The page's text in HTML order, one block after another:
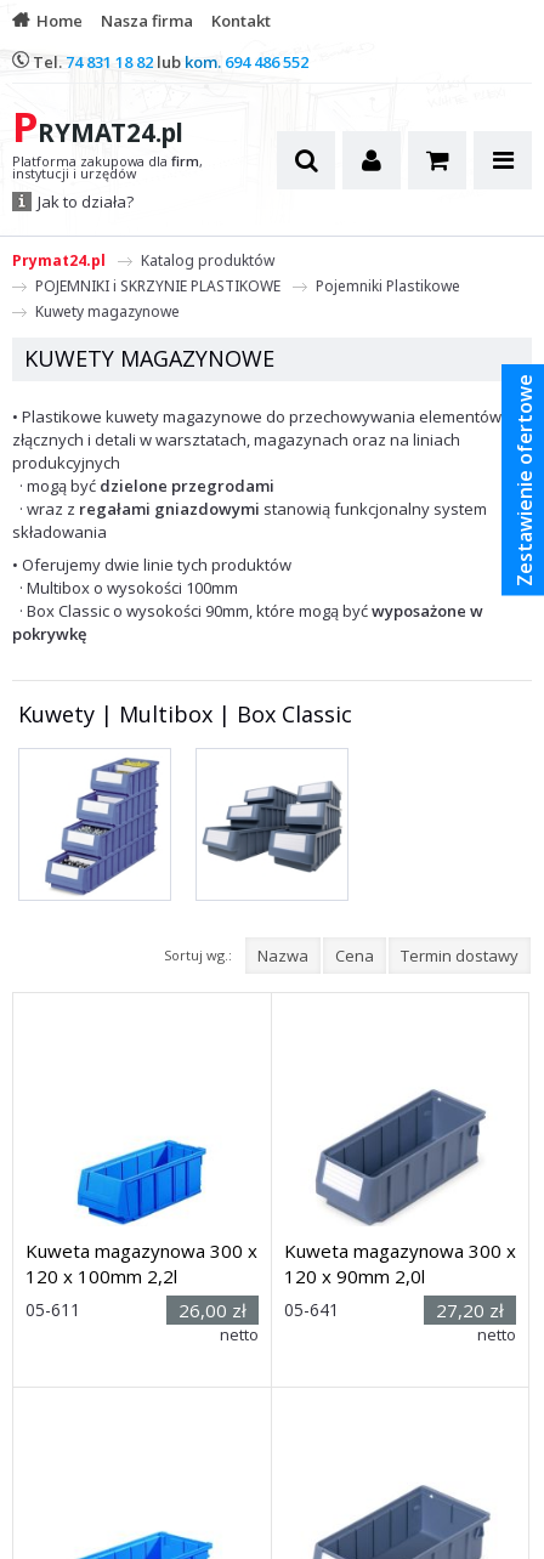
Zestawienie ofertowe
Home Nasza firma
Kontakt
Tel. 74 831 18 82 lub kom. 694 486 552
PRYMAT24.pl
Platforma zakupowa dla firm,
instytucji i urzędów
Jak to działa?
Prymat24.pl
Katalog produktów
POJEMNIKI i SKRZYNIE PLASTIKOWE
Pojemniki Plastikowe
Kuwety magazynowe
KUWETY MAGAZYNOWE
• Plastikowe kuwety magazynowe do przechowywania elementów
złącznych i detali w warsztatach, magazynach oraz na liniach
produkcyjnych
· mogą być dzielone przegrodami
· wraz z regałami gniazdowymi stanowią funkcjonalny system
składowania
• Oferujemy dwie linie tych produktów
· Multibox o wysokości 100mm
· Box Classic o wysokości 90mm, które mogą byćwyposażone w
pokrywkę
Kuwety | Multibox | Box Classic
Sortuj wg.: Nazwa Cena Termin dostawy
Kuweta magazynowa 300 x
120 x 100mm 2,2l
05-611 26,00 zł
netto
Dostawa: 14 dni
Kuweta magazynowa 300 x
120 x 90mm 2,0l
05-641 27,20 zł
netto
Dostawa: 21 dni